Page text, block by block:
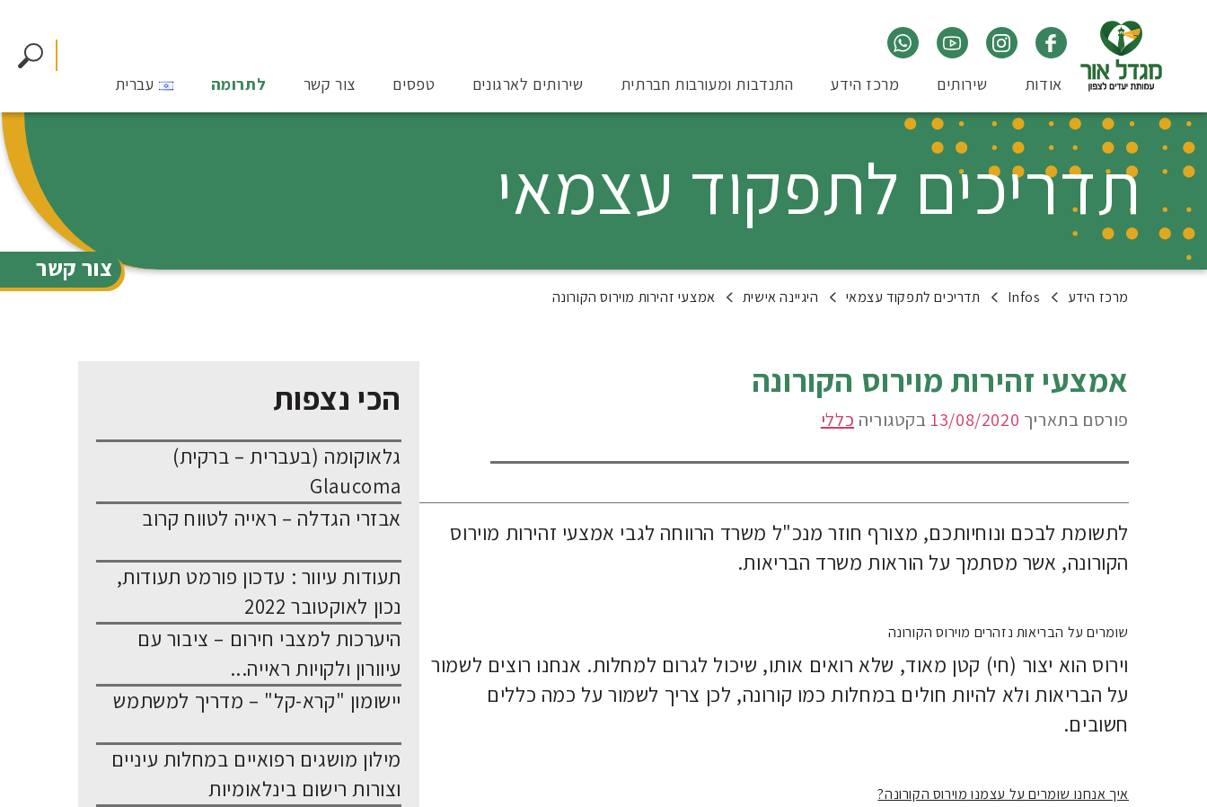
צור קשר
אודות שירותים מרכז הידע התנדבות ומעורבות חברתית שירותים לארגונים טפסים צור קשר לתרומה עברית
תדריכים לתפקוד עצמאי
מרכז הידע Infos תדריכים לתפקוד עצמאי היגיינה אישית אמצעי זהירות מוירוס הקורונה
אמצעי זהירות מוירוס הקורונה
פורסם בתאריך 13/08/2020 בקטגוריה כללי
לתשומת לבכם ונוחיותכם, מצורף חוזר מנכ"ל משרד הרווחה לגבי אמצעי זהירות מוירוס
הקורונה, אשר מסתמך על הוראות משרד הבריאות.
שומרים על הבריאות נזהרים מוירוס הקורונה
וירוס הוא יצור (חי) קטן מאוד, שלא רואים אותו, שיכול לגרום למחלות. אנחנו רוצים לשמור
על הבריאות ולא להיות חולים במחלות כמו קורונה, לכן צריך לשמור על כמה כללים
חשובים.
איך אנחנו שומרים על עצמנו מוירוס הקורונה?
הכי נצפות
גלאוקומה (בעברית – ברקית)
Glaucoma
אבזרי הגדלה – ראייה לטווח קרוב
תעודות עיוור : עדכון פורמט תעודות,
נכון לאוקטובר 2022
היערכות למצבי חירום – ציבור עם
עיוורון ולקויות ראייה...
יישומון "קרא-קל" – מדריך למשתמש
מילון מושגים רפואיים במחלות עיניים
וצורות רישום בינלאומיות